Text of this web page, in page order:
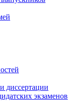
диссертации
экзаменов